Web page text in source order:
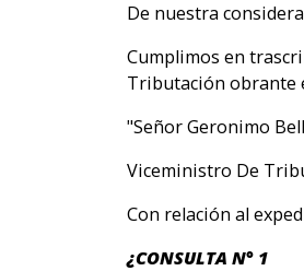
De nuestra
Cumplimos en
Tributación obrante
"Señor Geronimo
Viceministro De
Con relación al
¿CONSULTA N° 1